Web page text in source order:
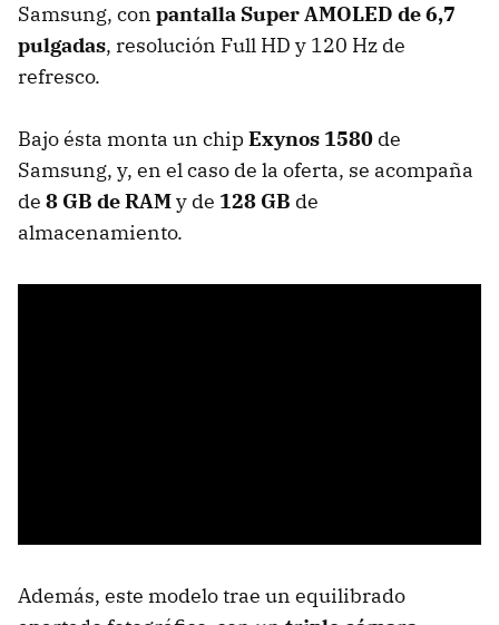
Samsung, con pantalla Super AMOLED de 6,7
pulgadas, resolución Full HD y 120 Hz de
refresco.
Bajo ésta monta un chipExynos 1580 de
Samsung, y, en el caso de la oferta, se acompaña
de 8 GB de RAMy de 128 GB de
almacenamiento.
Además, este modelo trae un equilibrado